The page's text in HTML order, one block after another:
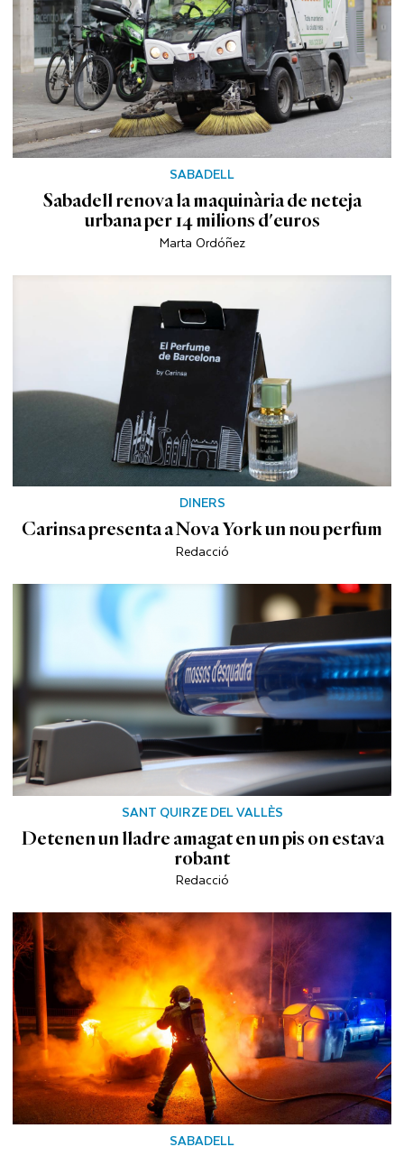
SABADELL
Sabadell renova la maquinària de neteja
urbana per 14 milions d'euros
Marta Ordóñez
DINERS
Carinsa presenta a Nova York un nou perfum
Redacció
SANT QUIRZE DEL VALLÈS
Detenen un lladre amagat en un pis on estava
robant
Redacció
SABADELL